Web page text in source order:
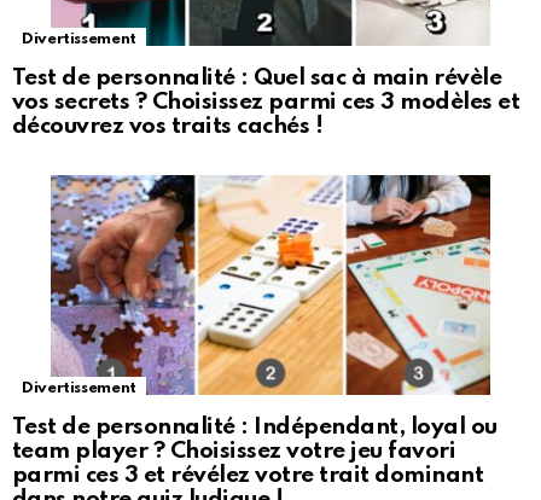
Divertissement
Test de personnalité : Quel sac à main révèle
vos secrets ? Choisissez parmi ces 3 modèles et
découvrez vos traits cachés !
Divertissement
Test de personnalité : Indépendant, loyal ou
team player ? Choisissez votre jeu favori
parmi ces 3 et révélez votre trait dominant